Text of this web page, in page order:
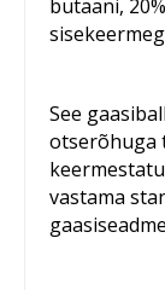
butaani,
See
otserõhuga
vastama